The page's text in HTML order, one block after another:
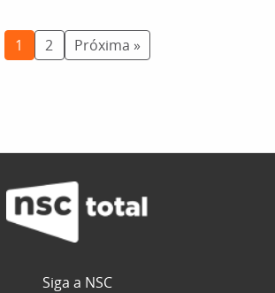
1 2 Próxima »
Siga a NSC